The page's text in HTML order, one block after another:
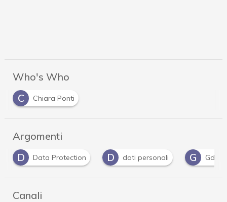
Who's Who
C
Chiara Ponti
Argomenti
D
dati personali G Gdpr P password
Canali